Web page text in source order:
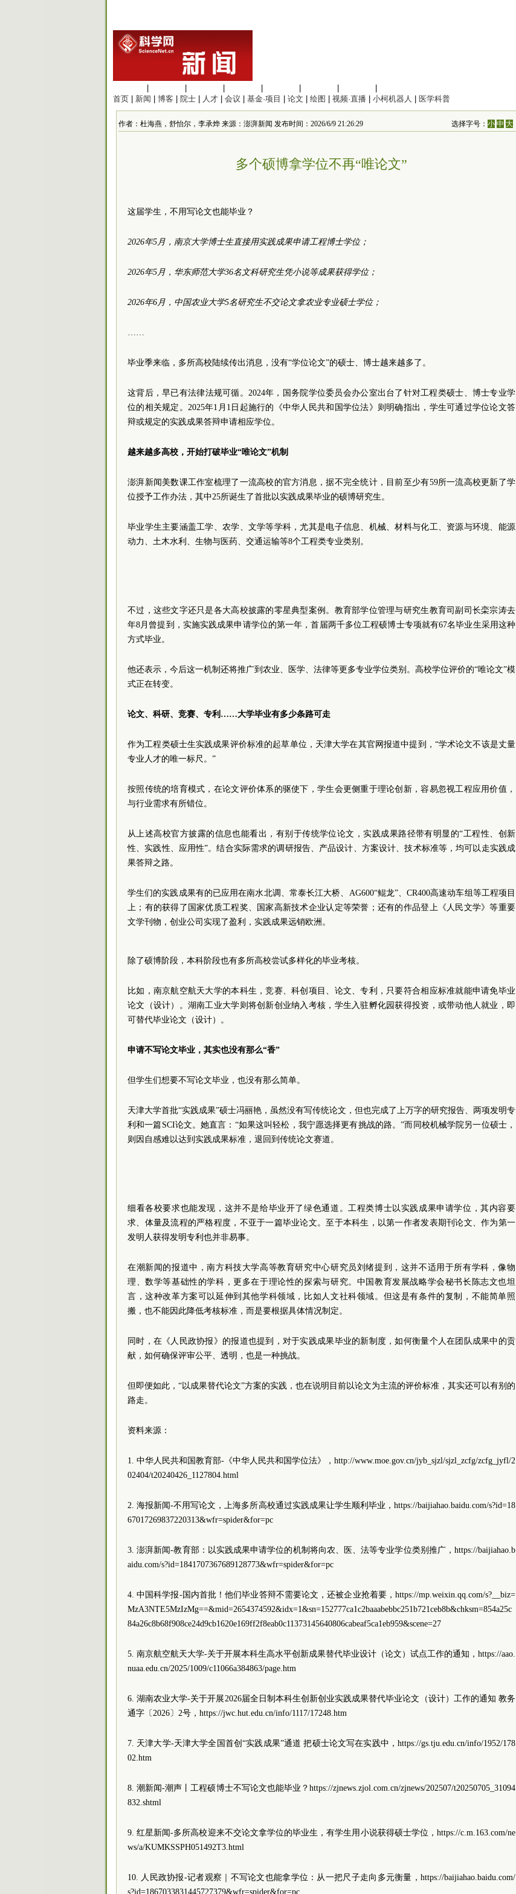
首页
新闻 博客 院士 人才 会议 基金·项目 论文 绘图 视频·直播 小柯机器人 医学科普
作者：杜海燕，舒怡尔，李承烨 来源：澎湃新闻 发布时间：2026/6/9 21:26:29 选择字号：小 中 大
多个硕博拿学位不再“唯论文”
这届学生，不用写论文也能毕业？
2026年5月，南京大学博士生直接用实践成果申请工程博士学位；
2026年5月，华东师范大学36名文科研究生凭小说等成果获得学位；
2026年6月，中国农业大学5名研究生不交论文拿农业专业硕士学位；
……
毕业季来临，多所高校陆续传出消息，没有“学位论文”的硕士、博士越来越多了。
这背后，早已有法律法规可循。2024年，国务院学位委员会办公室出台了针对工程类硕士、博士专业学
位的相关规定。2025年1月1日起施行的《中华人民共和国学位法》则明确指出，学生可通过学位论文答
辩或规定的实践成果答辩申请相应学位。
越来越多高校，开始打破毕业“唯论文”机制
澎湃新闻美数课工作室梳理了一流高校的官方消息，据不完全统计，目前至少有59所一流高校更新了学
位授予工作办法，其中25所诞生了首批以实践成果毕业的硕博研究生。
毕业学生主要涵盖工学、农学、文学等学科，尤其是电子信息、机械、材料与化工、资源与环境、能源
动力、土木水利、生物与医药、交通运输等8个工程类专业类别。
不过，这些文字还只是各大高校披露的零星典型案例。教育部学位管理与研究生教育司副司长栾宗涛去
年8月曾提到，实施实践成果申请学位的第一年，首届两千多位工程硕博士专项就有67名毕业生采用这种
方式毕业。
他还表示，今后这一机制还将推广到农业、医学、法律等更多专业学位类别。高校学位评价的“唯论文”模
式正在转变。
论文、科研、竞赛、专利……大学毕业有多少条路可走
作为工程类硕士生实践成果评价标准的起草单位，天津大学在其官网报道中提到，“学术论文不该是丈量
专业人才的唯一标尺。”
按照传统的培育模式，在论文评价体系的驱使下，学生会更侧重于理论创新，容易忽视工程应用价值，
与行业需求有所错位。
从上述高校官方披露的信息也能看出，有别于传统学位论文，实践成果路径带有明显的“工程性、创新
性、实践性、应用性”。结合实际需求的调研报告、产品设计、方案设计、技术标准等，均可以走实践成
果答辩之路。
学生们的实践成果有的已应用在南水北调、常泰长江大桥、AG600“鲲龙”、CR400高速动车组等工程项目
上；有的获得了国家优质工程奖、国家高新技术企业认定等荣誉；还有的作品登上《人民文学》等重要
文学刊物，创业公司实现了盈利，实践成果远销欧洲。
除了硕博阶段，本科阶段也有多所高校尝试多样化的毕业考核。
比如，南京航空航天大学的本科生，竞赛、科创项目、论文、专利，只要符合相应标准就能申请免毕业
论文（设计）。湖南工业大学则将创新创业纳入考核，学生入驻孵化园获得投资，或带动他人就业，即
可替代毕业论文（设计）。
申请不写论文毕业，其实也没有那么“香”
但学生们想要不写论文毕业，也没有那么简单。
天津大学首批“实践成果”硕士冯丽艳，虽然没有写传统论文，但也完成了上万字的研究报告、两项发明专
利和一篇SCI论文。她直言：“如果这叫轻松，我宁愿选择更有挑战的路。”而同校机械学院另一位硕士，
则因自感难以达到实践成果标准，退回到传统论文赛道。
细看各校要求也能发现，这并不是给毕业开了绿色通道。工程类博士以实践成果申请学位，其内容要
求、体量及流程的严格程度，不亚于一篇毕业论文。至于本科生，以第一作者发表期刊论文、作为第一
发明人获得发明专利也并非易事。
在潮新闻的报道中，南方科技大学高等教育研究中心研究员刘绪提到，这并不适用于所有学科，像物
理、数学等基础性的学科，更多在于理论性的探索与研究。中国教育发展战略学会秘书长陈志文也坦
言，这种改革方案可以延伸到其他学科领域，比如人文社科领域。但这是有条件的复制，不能简单照
搬，也不能因此降低考核标准，而是要根据具体情况制定。
同时，在《人民政协报》的报道也提到，对于实践成果毕业的新制度，如何衡量个人在团队成果中的贡
献，如何确保评审公平、透明，也是一种挑战。
但即便如此，“以成果替代论文”方案的实践，也在说明目前以论文为主流的评价标准，其实还可以有别的
路走。
资料来源：
1. 中华人民共和国教育部-《中华人民共和国学位法》，http://www.moe.gov.cn/jyb_sjzl/sjzl_zcfg/zcfg_jyfl/2
02404/t20240426_1127804.html
2. 海报新闻-不用写论文，上海多所高校通过实践成果让学生顺利毕业，https://baijiahao.baidu.com/s?id=18
67017269837220313&wfr=spider&for=pc
3. 澎湃新闻-教育部：以实践成果申请学位的机制将向农、医、法等专业学位类别推广，https://baijiahao.b
aidu.com/s?id=1841707367689128773&wfr=spider&for=pc
4. 中国科学报-国内首批！他们毕业答辩不需要论文，还被企业抢着要，https://mp.weixin.qq.com/s?__biz=
MzA3NTE5MzIzMg==&mid=2654374592&idx=1&sn=152777ca1c2baaabebbc251b721ceb8b&chksm=854a25c
84a26c8b68f908ce24d9cb1620e169ff2f8eab0c11373145640806cabeaf5ca1eb959&scene=27
5. 南京航空航天大学-关于开展本科生高水平创新成果替代毕业设计（论文）试点工作的通知，https://aao.
nuaa.edu.cn/2025/1009/c11066a384863/page.htm
6. 湖南农业大学-关于开展2026届全日制本科生创新创业实践成果替代毕业论文（设计）工作的通知 教务
通字〔2026〕2号，https://jwc.hut.edu.cn/info/1117/17248.htm
7. 天津大学-天津大学全国首创“实践成果”通道 把硕士论文写在实践中，https://gs.tju.edu.cn/info/1952/178
02.htm
8. 潮新闻-潮声丨工程硕博士不写论文也能毕业？https://zjnews.zjol.com.cn/zjnews/202507/t20250705_31094
832.shtml
9. 红星新闻-多所高校迎来不交论文拿学位的毕业生，有学生用小说获得硕士学位，https://c.m.163.com/ne
ws/a/KUMKSSPH051492T3.html
10. 人民政协报-记者观察｜不写论文也能拿学位：从一把尺子走向多元衡量，https://baijiahao.baidu.com/
s?id=1867033831445727379&wfr=spider&for=pc